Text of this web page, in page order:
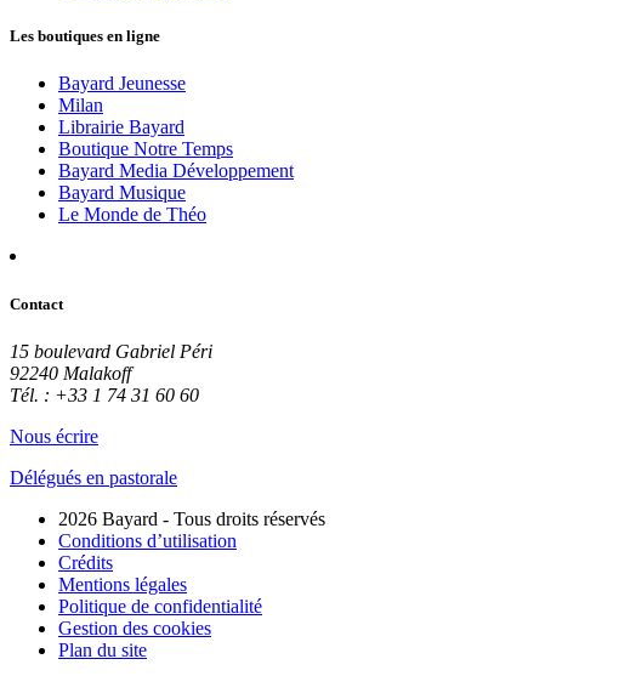
Les boutiques en ligne
Bayard Jeunesse
Milan
Librairie Bayard
Boutique Notre Temps
Bayard Media Développement
Bayard Musique
Le Monde de Théo
Contact
15 boulevard Gabriel Péri
92240 Malakoff
Tél. : +33 1 74 31 60 60
Nous écrire
Délégués en pastorale
2026 Bayard - Tous droits réservés
Conditions d’utilisation
Crédits
Mentions légales
Politique de confidentialité
Gestion des cookies
Plan du site